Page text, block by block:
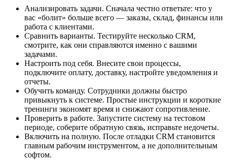
Анализировать задачи. Сначала честно ответьте: что у
вас «болит» больше всего — заказы, склад, финансы или
работа с клиентами.
Сравнить варианты. Тестируйте несколько CRM,
смотрите, как они справляются именно с вашими
задачами.
Настроить под себя. Внесите свои процессы,
подключите оплату, доставку, настройте уведомления и
отчеты.
Обучить команду. Сотрудники должны быстро
привыкнуть к системе. Простые инструкции и короткие
тренинги экономят время и снижают сопротивление.
Проверить в работе. Запустите систему на тестовом
периоде, соберите обратную связь, исправьте недочеты.
Включить на полную. После отладки CRM становится
главным рабочим инструментом, а не дополнительным
софтом.